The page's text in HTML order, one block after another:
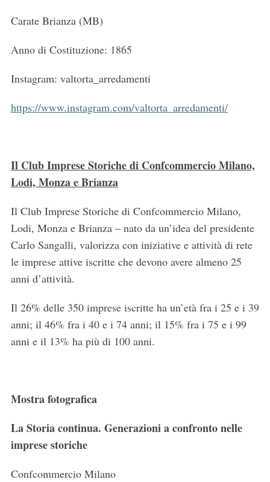
Carate Brianza (MB)
Anno di Costituzione: 1865
Instagram: valtorta_arredamenti
https://www.instagram.com/valtorta_arredamenti/
Il Club Imprese Storiche di Confcommercio Milano,
Lodi, Monza e Brianza
Il Club Imprese Storiche di Confcommercio Milano,
Lodi, Monza e Brianza – nato da un’idea del presidente
Carlo Sangalli, valorizza con iniziative e attività di rete
le imprese attive iscritte che devono avere almeno 25
anni d’attività.
Il 26% delle 350 imprese iscritte ha un’età fra i 25 e i 39
anni; il 46% fra i 40 e i 74 anni; il 15% fra i 75 e i 99
anni e il 13% ha più di 100 anni.
Mostra fotografica
La Storia continua. Generazioni a confronto nelle
imprese storiche
Confcommercio Milano